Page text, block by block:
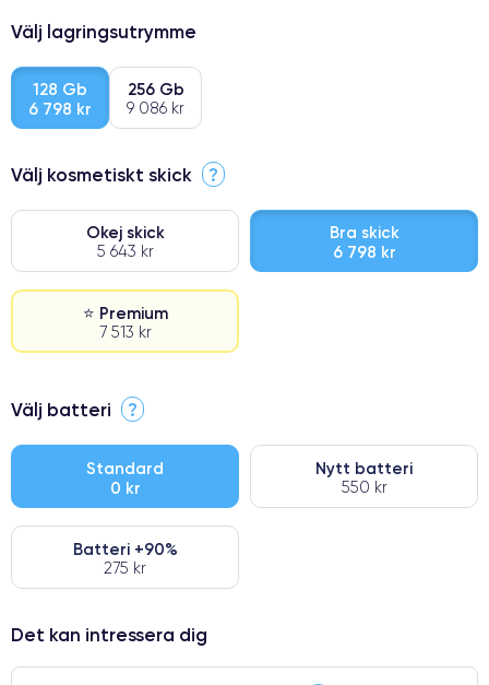
Välj lagringsutrymme
128 Gb
6 798 kr
256 Gb
9 086 kr
Välj kosmetiskt skick ?
Okej skick
5 643 kr
Bra skick
6 798 kr
⭐ Premium
7 513 kr
⭐ Premium
● Oklanderlig kvalitetsskärm
● Endast 5% av våra telefoner har premiumklassning
Välj batteri ?
Standard
0 kr
Nytt batteri
550 kr
Batteri +90%
275 kr
Det kan intressera dig